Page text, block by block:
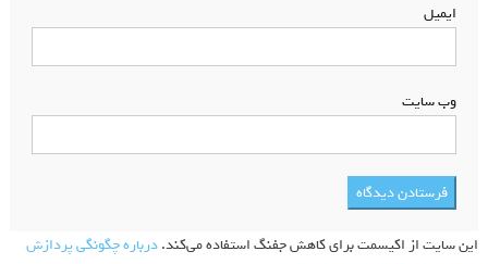
ایمیل
وب‌ سایت
این سایت از اکیسمت برای کاهش جفنگ استفاده می‌کند.درباره چگونگی پردازش